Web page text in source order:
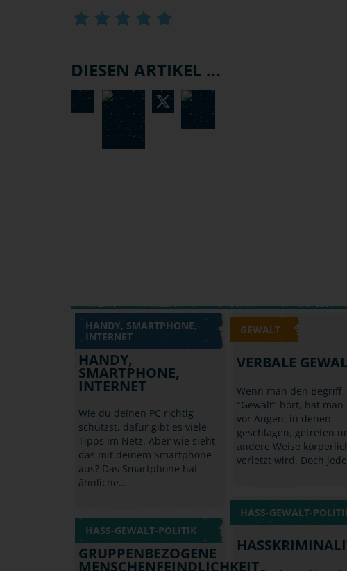
DIESEN ARTIKEL ...
HANDY, SMARTPHONE,
INTERNET
HANDY,
SMARTPHONE,
INTERNET
Wie du deinen PC richtig
schützst, dafür gibt es viele
Tipps im Netz. Aber wie sieht
das mit deinem Smartphone
aus? Das Smartphone hat
ähnliche…
GEWALT
VERBALE
Wenn man den Begriff
"Gewalt" hört, hat man
vor Augen, in denen
geschlagen, getreten
andere Weise
verletzt wird. Doch
HASS-GEWALT-
HASS-GEWALT-POLITIK
GRUPPENBEZOGENE
MENSCHENFEINDLICHKEIT